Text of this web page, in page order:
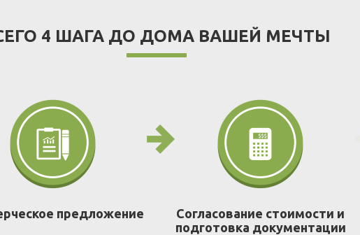
4 ШАГА ДО ДОМА ВАШЕЙ МЕЧТЫ
предложение
Согласование стоимости и
подготовка документации